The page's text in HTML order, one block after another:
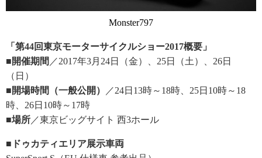
Monster797
「第44回東京モーターサイクルショー2017概要」
■開催期間 ／2017年3月24日（金）、25日（土）、26日
（日）
■開場時間（一般公開）
／24日13時～18時、25日10時～18
時、26日10時～17時
■場所 ／東京ビッグサイト 西3ホール
■ドゥカティエリア展示車両